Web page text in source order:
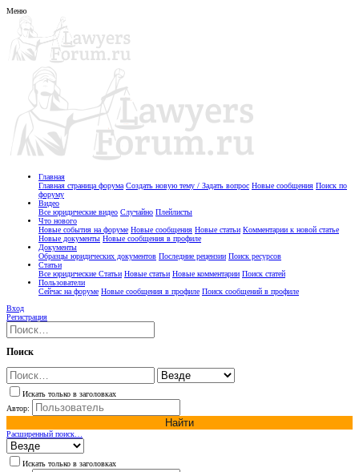
Меню
Главная
Главная страница форума Создать новую тему / Задать вопрос Новые сообщения Поиск по
форуму
Видео
Все юридические видео Случайно Плейлисты
Что нового
Новые события на форуме Новые сообщения Новые статьи Комментарии к новой статье
Новые документы Новые сообщения в профиле
Документы
Образцы юридических документов Последние рецензии Поиск ресурсов
Статьи
Все юридические Статьи Новые статьи Новые комментарии Поиск статей
Пользователи
Сейчас на форуме Новые сообщения в профиле Поиск сообщений в профиле
Вход
Регистрация
Поиск
Искать только в заголовках
Автор:
Найти
Расширенный поиск…
Искать только в заголовках